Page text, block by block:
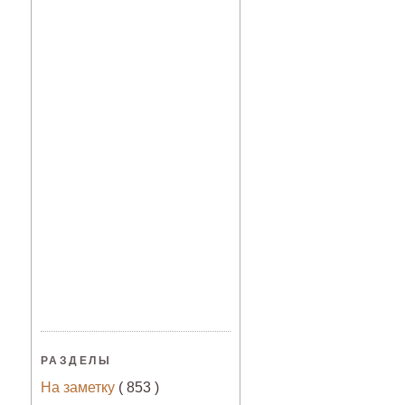
РАЗДЕЛЫ
На заметку ( 853 )